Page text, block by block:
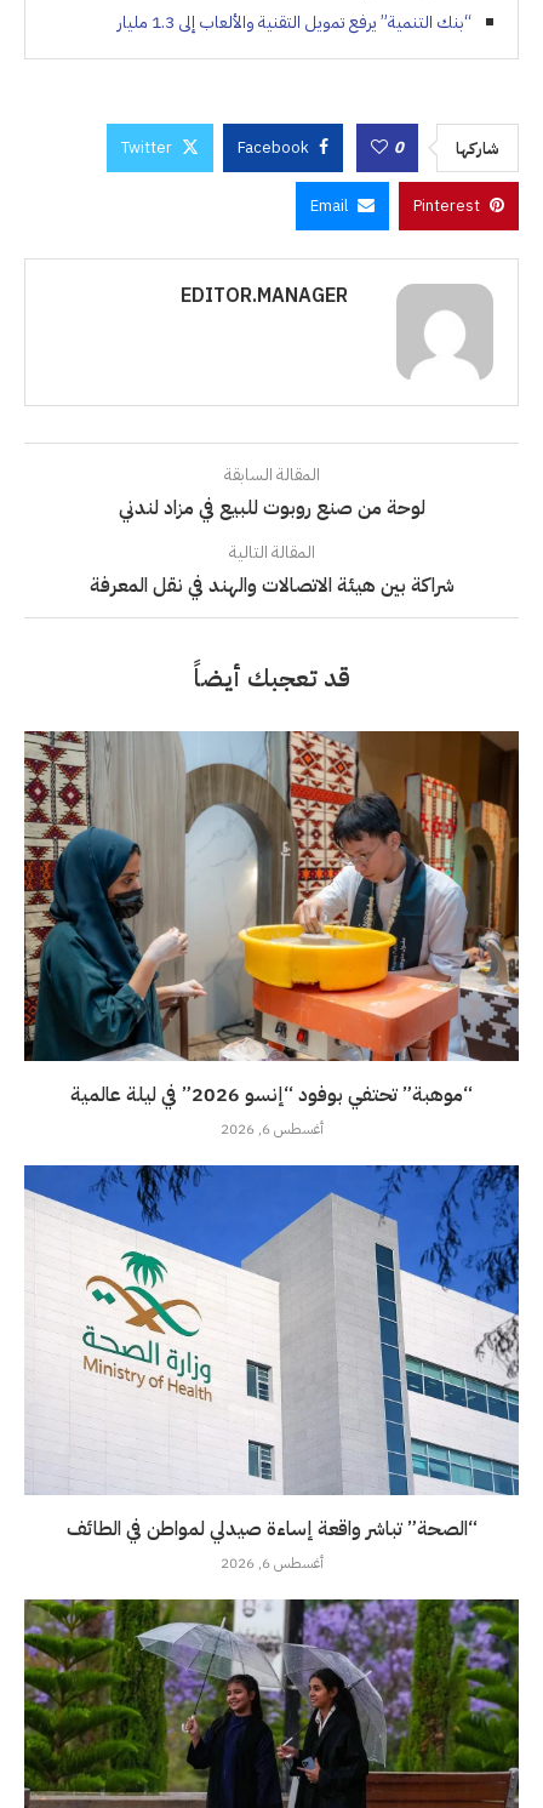
“بنك التنمية” يرفع تمويل التقنية والألعاب إلى 1.3 مليار
شاركها 0
Facebook
Twitter
Pinterest
Email
EDITOR.MANAGER
المقالة السابقة
لوحة من صنع روبوت للبيع في مزاد لندني
المقالة التالية
شراكة بين هيئة الاتصالات والهند في نقل المعرفة
قد تعجبك أيضاً
“موهبة” تحتفي بوفود “إنسو 2026” في ليلة عالمية
أغسطس 6, 2026
“الصحة” تباشر واقعة إساءة صيدلي لمواطن في الطائف
أغسطس 6, 2026